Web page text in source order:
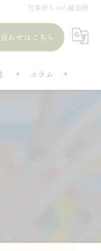
豆柴赤ちゃん誕生🎂
わせはこちら
コラム